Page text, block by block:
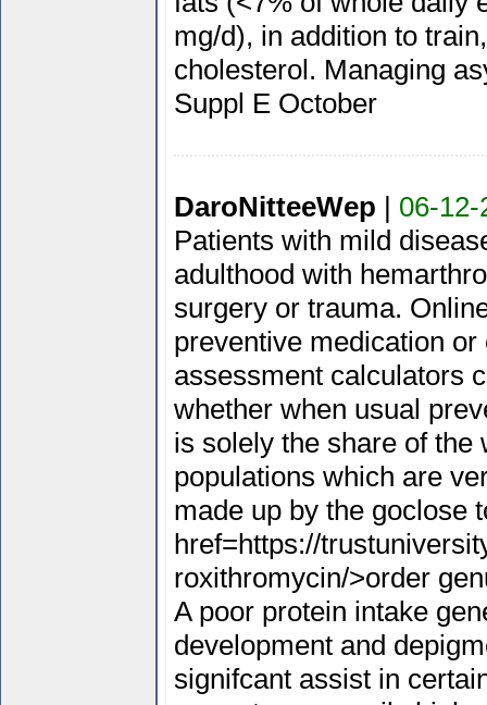
mg/d), in addition to
cholesterol. Managing
Suppl E October
DaroNitteeWep | 06-12-
Patients with mild
adulthood with
surgery or trauma.
preventive medication
assessment calculators
whether when usual
is solely the share of the
populations which are
made up by the goclose
href=https://
roxithromycin/>order
A poor protein intake
development and
signifcant assist in